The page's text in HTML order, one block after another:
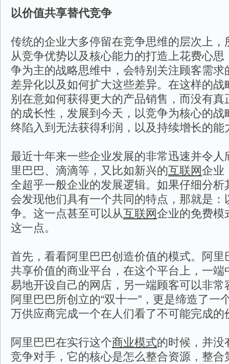
以价值共享替代竞争
传统的企业大多停留在竞争思维的层次上，
从竞争优势以及核心能力的打造上花费心
争为主的战略思维中，会特别关注顾客需求
差异化以及如何扩大这些差异。在这样的
别在意如何获得更大的产品销售，而没有
的成长性，发展到今天，以竞争为核心的
终陷入到无法获得利润，以及持续增长的能
最近十年来一些企业发展的非常迅速并令人
里巴巴、滴滴等，又比如新兴的互联网企业
全超乎一般企业的发展逻辑。如果仔细分析
会发现他们具有一个共同的特点，那就是：
争。这一点甚至可以从互联网企业的免费模
这一点。
首先，看看阿里巴巴创造价值的模式。阿里
共享价值的商业平台，在这个平台上，一端
易地开设自己的网店，另一端顾客可以非
阿里巴巴所创立的“双十一”，更是缔造了一
万供应商完成一个在人们看了不可能完成的
阿里巴巴在实行这个商业模式的时候，并没
竞争对手，它的核心是怎么整合资源，整合